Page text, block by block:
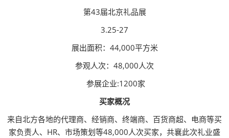
第43届北京礼品展
3.25-27
展出面积：44,000平方米
参观人次：48,000人次
参展企业:1200家
买家概况
来自北方各地的代理商、经销商、终端商、百货商超、电商等买
家负责人、HR、市场策划等48,000人次买家，共襄此次礼业盛